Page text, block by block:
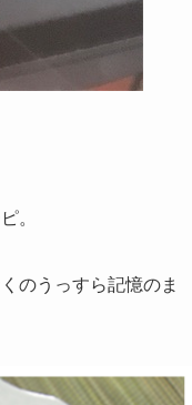
。
のうっすら記憶のま